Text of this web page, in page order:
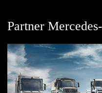
Partner